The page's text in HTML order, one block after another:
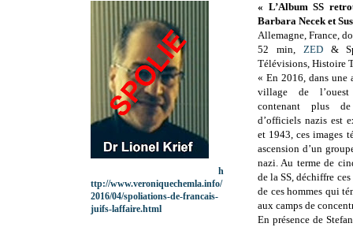
« L’Album SS
Barbara Necek et
Allemagne, France,
52 min, ZED&
Télévisions, Histoire
« En 2016, dans une
village de
contenant plus
d’officiels nazis est
et 1943, ces images
ascension d’un
nazi. Au terme de
de la SS, déchiffre
de ces hommes qui
aux camps de
En présence de
h
ttp://www.veroniquechemla.info/
2016/04/spoliations-de-francais-
juifs-laffaire.html